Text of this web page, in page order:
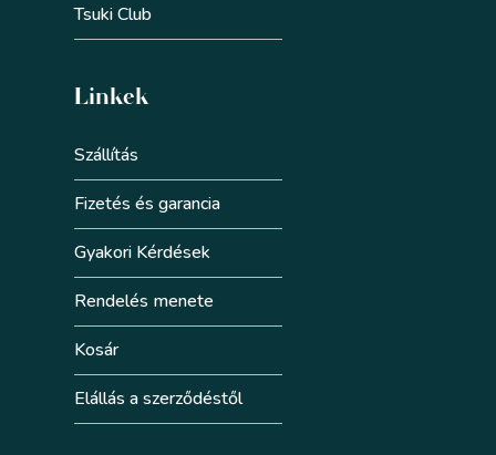
Tsuki Club
Linkek
Szállítás
Fizetés és garancia
Gyakori Kérdések
Rendelés menete
Kosár
Elállás a szerződéstől